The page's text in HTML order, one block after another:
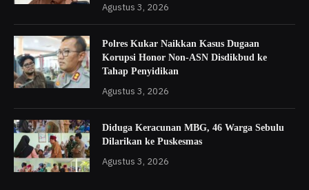
Agustus 3, 2026
Polres Kukar Naikkan Kasus Dugaan
Korupsi Honor Non-ASN Disdikbud ke
Tahap Penyidikan
Agustus 3, 2026
Diduga Keracunan MBG, 46 Warga Sebulu
Dilarikan ke Puskesmas
Agustus 3, 2026